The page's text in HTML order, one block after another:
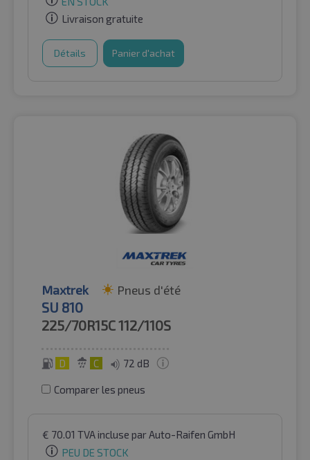
Livraison gratuite
Détails Panier d'achat
Maxtrek Pneus d'été
SU 810
225/70R15C112/110S
D C 72 dB
Comparer les pneus
€ 70.01 TVA incluse par Auto-Raifen GmbH
PEU DE STOCK